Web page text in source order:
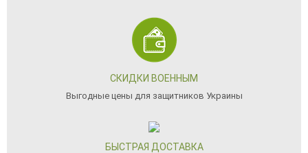
СКИДКИ ВОЕННЫМ
Выгодные цены для защитников Украины
БЫСТРАЯ ДОСТАВКА